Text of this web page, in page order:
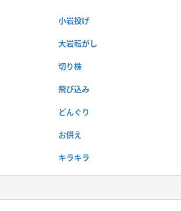
小岩投げ
大岩転がし
切り株
飛び込み
どんぐり
お供え
キラキラ